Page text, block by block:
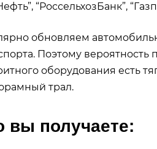
“РоссельхозБанк”,
обновляем
Поэтому
оборудования есть
трал.
вы получаете: